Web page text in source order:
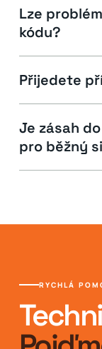
Lze
kódu?
Přijedete
Je zásah
pro běžný
RYCHLÁ